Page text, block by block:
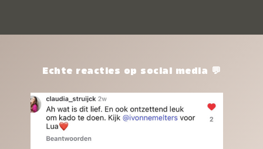
het waard.Echte reacties op social media 💬